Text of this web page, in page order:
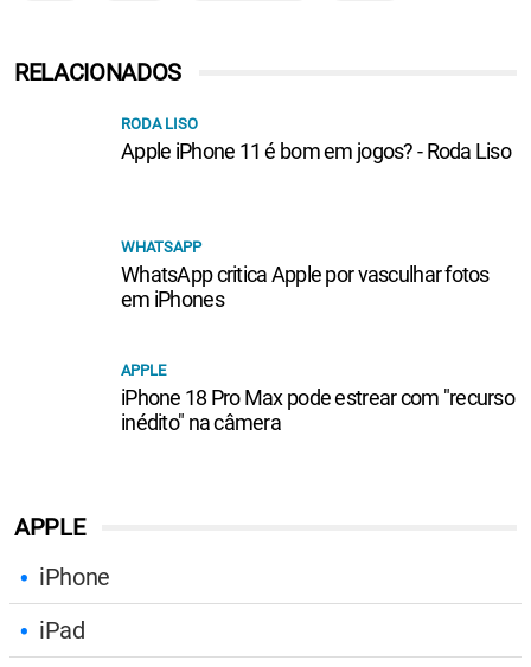
APPLE
iPhone
iPad
RELACIONADOS
RODA LISO
Apple iPhone 11 é bom em jogos? - Roda Liso
WHATSAPP
WhatsApp critica Apple por vasculhar fotos
em iPhones
APPLE
iPhone 18 Pro Max pode estrear com "recurso
inédito" na câmera